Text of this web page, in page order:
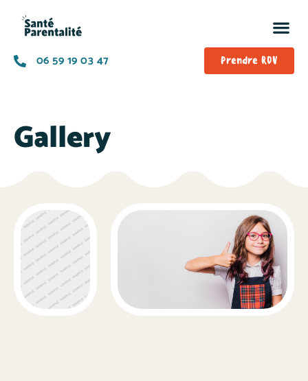
06 59 19 03 47 Prendre RDV
Gallery